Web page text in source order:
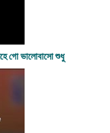
ভালোবাসো শুধু